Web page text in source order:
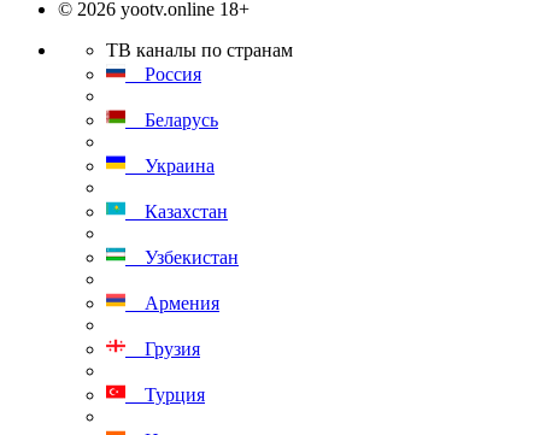
© 2026 yootv.online 18+
ТВ каналы по странам
Россия
Беларусь
Украина
Казахстан
Узбекистан
Армения
Грузия
Турция